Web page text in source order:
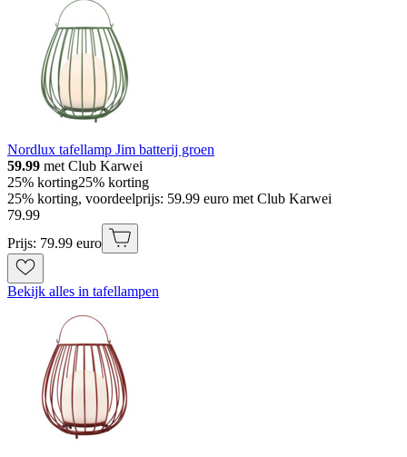
Nordlux tafellamp Jim batterij groen
59.99 met Club Karwei
25% korting25% korting
25% korting, voordeelprijs: 59.99 euro met Club Karwei
79.99
Prijs: 79.99 euro
Bekijk alles in tafellampen